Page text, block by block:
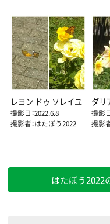
レヨン ドゥ ソレイユ
撮影日：2022.6.8
撮影者：はたぼう2022
ダリ
撮影
撮影
はたぼう2022